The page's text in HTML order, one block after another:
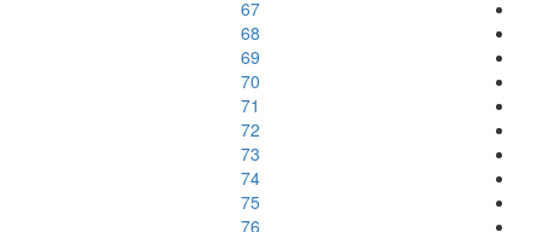
67
68
69
70
71
72
73
74
75
76